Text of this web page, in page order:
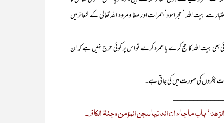
اللہ ‘ حجر اسود‘ جمرات اور صفا و مروہ اللہ تعالیٰ کے شعائر میں
کوئی بھی بیت اللہ کا حج کرے یا عمرہ کرے تو اس پر کوئی حرج نہیں ہے کہ ان
چکروں کی صورت میں کی جاتی ہے۔
باب ما جاء ان الدنیا سجن المؤمن وجنۃ الکافر۔